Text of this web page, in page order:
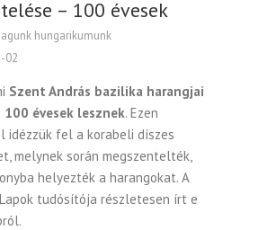
– 100 évesek
hungarikumunk
02
Szent András bazilika harangjai
évesek lesznek. Ezen
idézzük fel a korabeli díszes
melynek során megszentelték,
helyezték a harangokat. A
tudósítója részletesen írt e